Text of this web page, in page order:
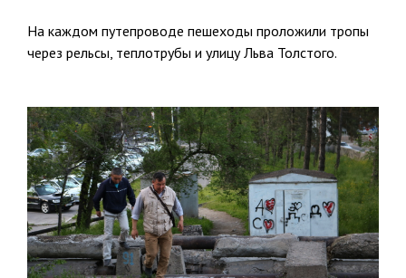
На каждом путепроводе пешеходы проложили тропы
через рельсы, теплотрубы и улицу Льва Толстого.